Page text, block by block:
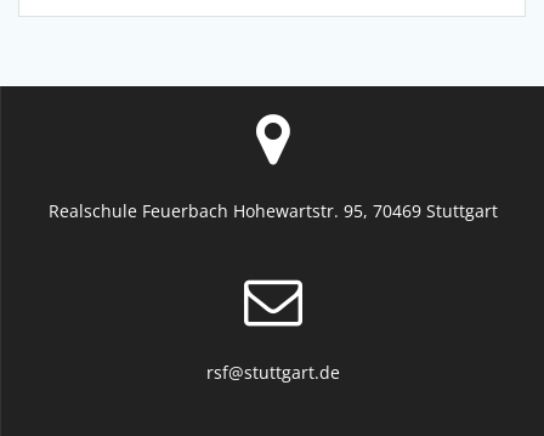
Realschule Feuerbach Hohewartstr. 95, 70469 Stuttgart
rsf@stuttgart.de